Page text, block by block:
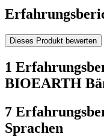
Dieses Produkt bewerten
1
BIOEARTH
7
Sprachen